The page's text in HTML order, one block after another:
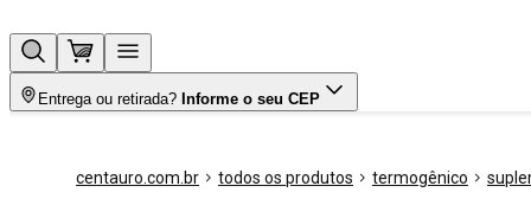
Entrega ou retirada? Informe o seu CEP
centauro.com.br todos os produtos termogênico